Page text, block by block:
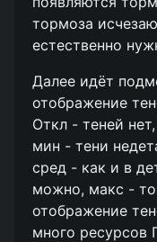
тормоза
естественно
Далее идёт
отображение
Откл - теней нет,
мин - тени
сред - как и в
можно, макс -
отображение
много ресурсов